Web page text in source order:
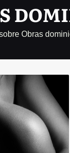
Obras